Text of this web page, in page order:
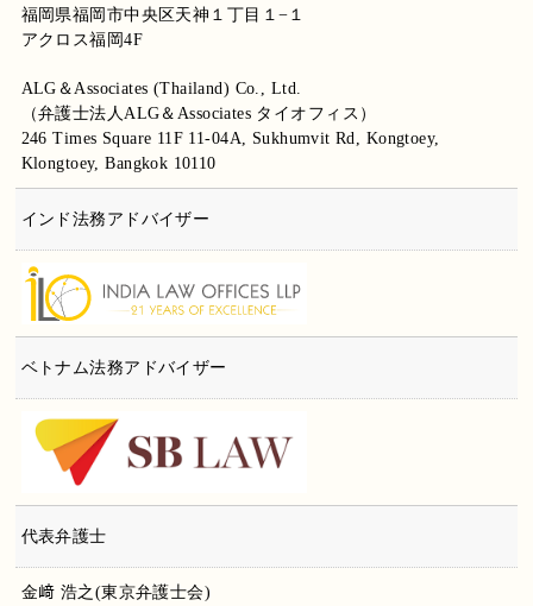
福岡県福岡市中央区天神１丁目１−１
アクロス福岡4F
ALG＆Associates (Thailand) Co., Ltd.
（弁護士法人ALG＆Associates タイオフィス）
246 Times Square 11F 11-04A, Sukhumvit Rd, Kongtoey,
Klongtoey, Bangkok 10110
インド法務アドバイザー
ベトナム法務アドバイザー
代表弁護士
金﨑 浩之(東京弁護士会)